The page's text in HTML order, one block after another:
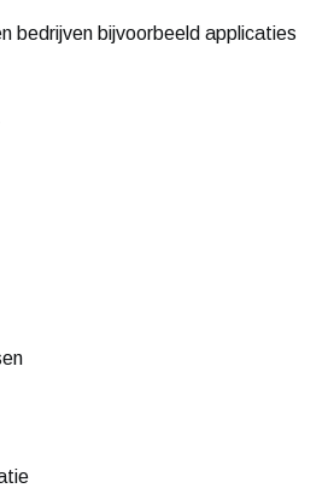
bedrijven bijvoorbeeld applicaties